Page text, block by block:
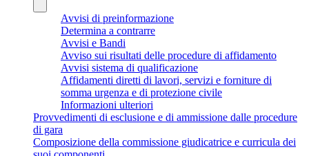
Avvisi di preinformazione
Determina a contrarre
Avvisi e Bandi
Avviso sui risultati delle procedure di affidamento
Avvisi sistema di qualificazione
Affidamenti diretti di lavori, servizi e forniture di
somma urgenza e di protezione civile
Informazioni ulteriori
Provvedimenti di esclusione e di ammissione dalle procedure
di gara
Composizione della commissione giudicatrice e curricula dei